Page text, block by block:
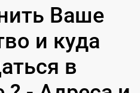
Ваше
и куда
в